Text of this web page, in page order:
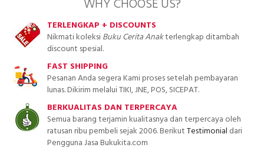
WHY CHOOSE US?
TERLENGKAP + DISCOUNTS
Nikmati koleksiBuku Cerita Anakterlengkap ditambah
discount spesial.
FAST SHIPPING
Pesanan Anda segera Kami proses setelah pembayaran
lunas. Dikirim melalui TIKI, JNE, POS, SICEPAT.
BERKUALITAS DAN TERPERCAYA
Semua barang terjamin kualitasnya dan terpercaya oleh
ratusan ribu pembeli sejak 2006. BerikutTestimonial dari
Pengguna Jasa Bukukita.com